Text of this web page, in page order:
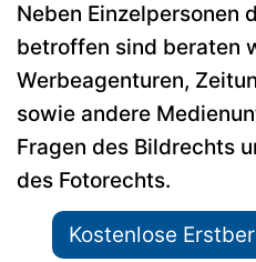
Neben Einzelpersonen
betroffen sind beraten
Werbeagenturen,
sowie andere
Fragen des Bildrechts
des Fotorechts.
Kostenlose